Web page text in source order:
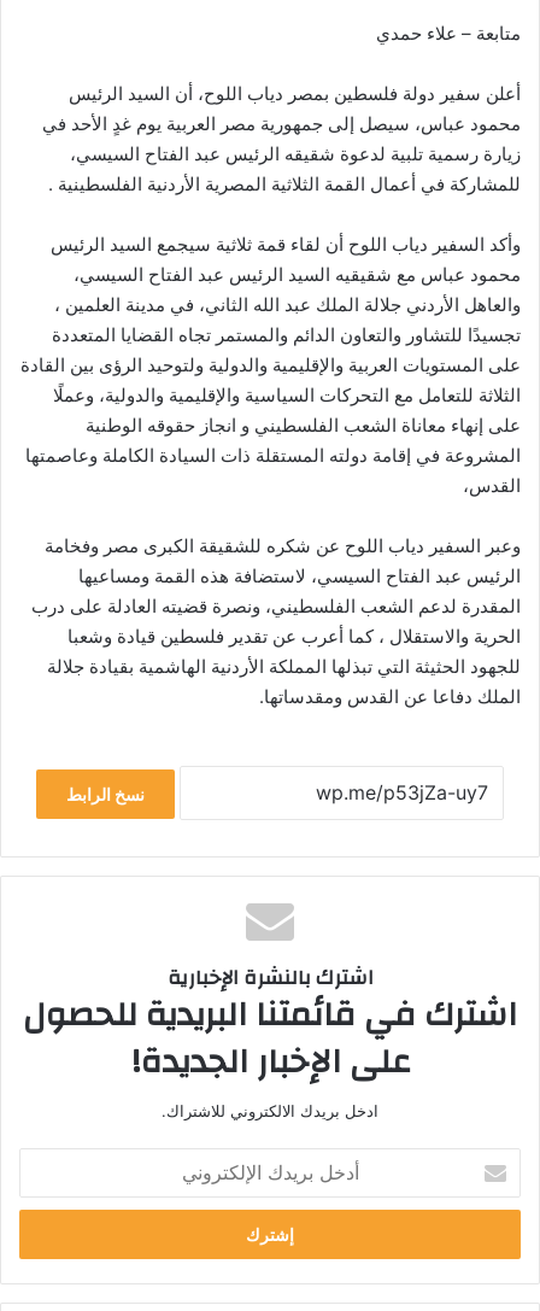
متابعة – علاء حمدي
أعلن سفير دولة فلسطين بمصر دياب اللوح، أن السيد الرئيس
محمود عباس، سيصل إلى جمهورية مصر العربية يوم غدٍ الأحد في
زيارة رسمية تلبية لدعوة شقيقه الرئيس عبد الفتاح السيسي،
للمشاركة في أعمال القمة الثلاثية المصرية الأردنية الفلسطينية .
وأكد السفير دياب اللوح أن لقاء قمة ثلاثية سيجمع السيد الرئيس
محمود عباس مع شقيقيه السيد الرئيس عبد الفتاح السيسي،
والعاهل الأردني جلالة الملك عبد الله الثاني، في مدينة العلمين ،
تجسيدًا للتشاور والتعاون الدائم والمستمر تجاه القضايا المتعددة
على المستويات العربية والإقليمية والدولية ولتوحيد الرؤى بين القادة
الثلاثة للتعامل مع التحركات السياسية والإقليمية والدولية، وعملًا
على إنهاء معاناة الشعب الفلسطيني و انجاز حقوقه الوطنية
المشروعة في إقامة دولته المستقلة ذات السيادة الكاملة وعاصمتها
القدس،
وعبر السفير دياب اللوح عن شكره للشقيقة الكبرى مصر وفخامة
الرئيس عبد الفتاح السيسي، لاستضافة هذه القمة ومساعيها
المقدرة لدعم الشعب الفلسطيني، ونصرة قضيته العادلة على درب
الحرية والاستقلال ، كما أعرب عن تقدير فلسطين قيادة وشعبا
للجهود الحثيثة التي تبذلها المملكة الأردنية الهاشمية بقيادة جلالة
الملك دفاعا عن القدس ومقدساتها.
نسخ الرابط
اشترك بالنشرة الإخبارية
اشترك في قائمتنا البريدية للحصول
على الإخبار الجديدة!
ادخل بريدك الالكتروني للاشتراك.
بريدك
الإلكتروني